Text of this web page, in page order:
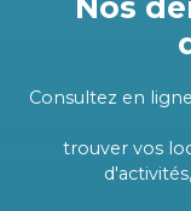
Consultez en
trouver vos